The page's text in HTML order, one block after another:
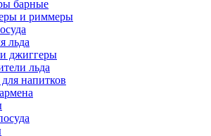
барные
и риммеры
льда
джиггеры
льда
напитков